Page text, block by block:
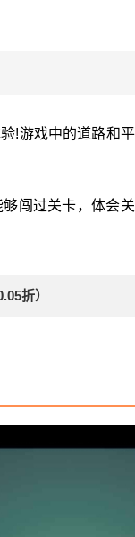
!游戏中的道路和
闯过关卡，体会
折）